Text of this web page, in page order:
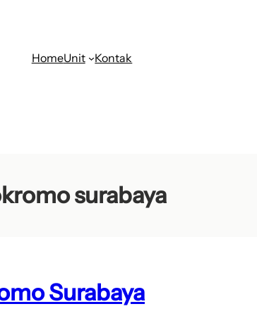
HomeUnit Kontak
surabaya
Surabaya